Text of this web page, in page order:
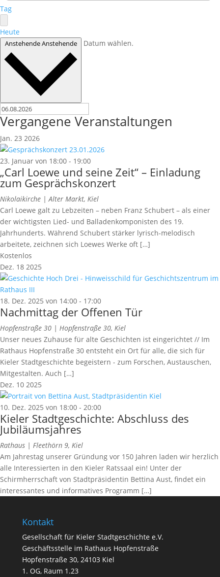
Tag
Heute
AnstehendeAnstehende Datum wählen.
Vergangene Veranstaltungen
Jan. 23 2026
23. Januar von 18:00 - 19:00
„Carl Loewe und seine Zeit“ – Einladung
zum Gesprächskonzert
Nikolaikirche |Alter Markt, Kiel
Carl Loewe galt zu Lebzeiten – neben Franz Schubert – als einer
der wichtigsten Lied- und Balladenkomponisten des 19.
Jahrhunderts. Während Schubert stärker lyrisch-melodisch
arbeitete, zeichnen sich Loewes Werke oft […]
Kostenlos
Dez. 18 2025
18. Dez. 2025 von 14:00 - 17:00
Nachmittag der Offenen Tür
Hopfenstraße 30 | Hopfenstraße 30, Kiel
Unser neues Zuhause für alte Geschichten ist eingerichtet // Im
Rathaus Hopfenstraße 30 entsteht ein Ort für alle, die sich für
Kieler Stadtgeschichte begeistern - zum Forschen, Austauschen,
Mitgestalten. Auch […]
Dez. 10 2025
10. Dez. 2025 von 18:00 - 20:00
Kieler Stadtgeschichte: Abschluss des
Jubiläumsjahres
Rathaus | Fleethörn 9, Kiel
Am Jahrestag unserer Gründung vor 150 Jahren laden wir herzlich
alle Interessierten in den Kieler Ratssaal ein! Unter der
Schirmherrschaft von Stadtpräsidentin Bettina Aust, findet ein
interessantes und informatives Programm […]
Kontakt
Gesellschaft für Kieler Stadtgeschichte e.V.
Geschäftsstelle im Rathaus Hopfenstraße
Hopfenstraße 30, 24103 Kiel
1. OG, Raum 1.23